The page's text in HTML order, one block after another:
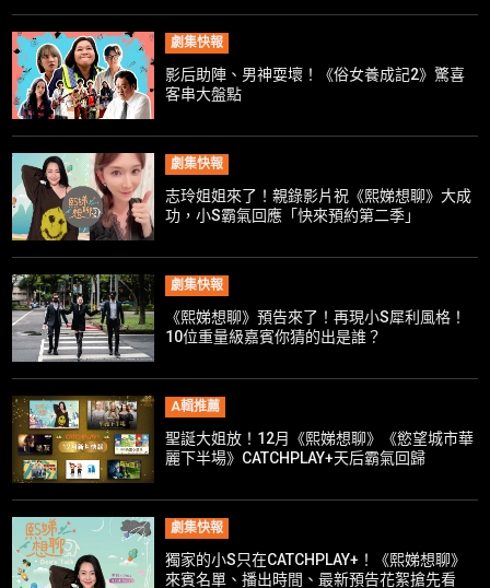
劇集快報
影后助陣、男神耍壞！《俗女養成記2》驚喜
客串大盤點
劇集快報
志玲姐姐來了！親錄影片祝《熙娣想聊》大成
功，小S霸氣回應「快來預約第二季」
劇集快報
《熙娣想聊》預告來了！再現小S犀利風格！
10位重量級嘉賓你猜的出是誰？
A輯推薦
聖誕大姐放！12月《熙娣想聊》《慾望城市華
麗下半場》CATCHPLAY+天后霸氣回歸
劇集快報
獨家的小S只在CATCHPLAY+！《熙娣想聊》
來賓名單、播出時間、最新預告花絮搶先看